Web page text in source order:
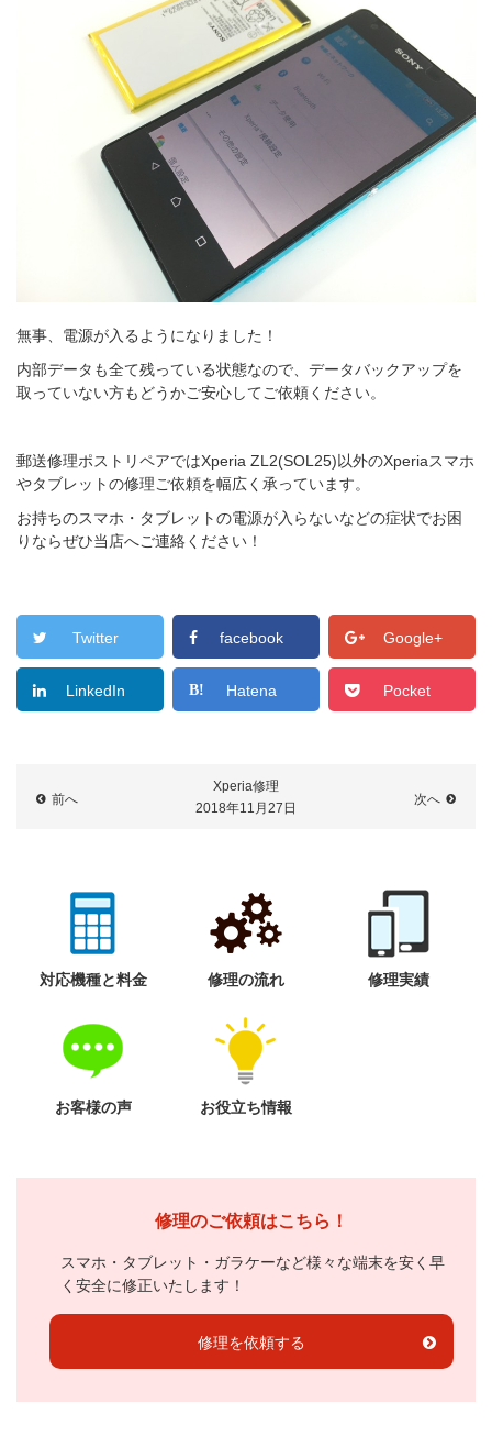
無事、電源が入るようになりました！
内部データも全て残っている状態なので、データバックアップを
取っていない方もどうかご安心してご依頼ください。
郵送修理ポストリペアではXperia ZL2(SOL25)以外のXperiaスマホ
やタブレットの修理ご依頼を幅広く承っています。
お持ちのスマホ・タブレットの電源が入らないなどの症状でお困
りならぜひ当店へご連絡ください！
Twitter facebook Google+
LinkedIn Hatena Pocket
Xperia修理
2018年11月27日
前へ 次へ
対応機種と料金 修理の流れ 修理実績
お客様の声 お役立ち情報
修理のご依頼はこちら！
スマホ・タブレット・ガラケーなど様々な端末を安く早
く安全に修正いたします！
修理を依頼する